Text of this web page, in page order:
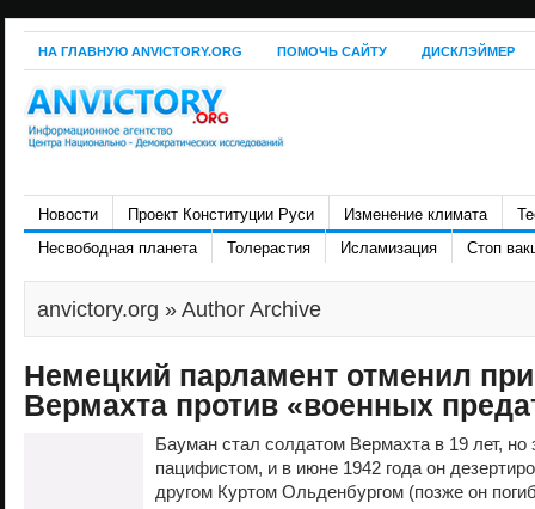
НА ГЛАВНУЮ ANVICTORY.ORG ПОМОЧЬ САЙТУ ДИСКЛЭЙМЕР
Новости Проект Конституции Руси Изменение климата
Несвободная планета
Толерастия Исламизация Стоп
anvictory.org » Author Archive
Немецкий парламент отменил
Вермахта против «военных
Бауман стал солдатом Вермахта в 19 лет,
пацифистом, и в июне 1942 года он
другом Куртом Ольденбургом (позже он